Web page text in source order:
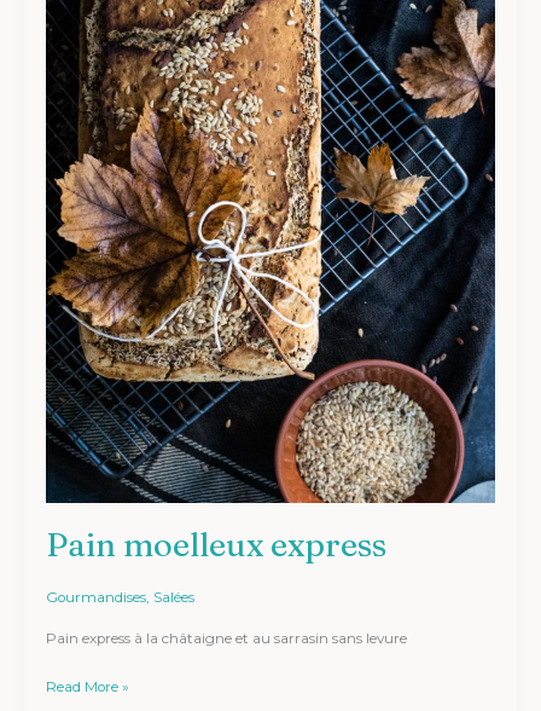
Pain moelleux express
Gourmandises, Salées
Pain express à la châtaigne et au sarrasin sans levure
Read More »